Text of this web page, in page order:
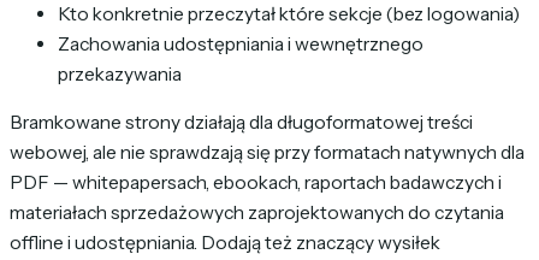
Kto konkretnie przeczytał które sekcje (bez logowania)
Zachowania udostępniania i wewnętrznego
przekazywania
Bramkowane strony działają dla długoformatowej treści
webowej, ale nie sprawdzają się przy formatach natywnych dla
PDF — whitepapersach, ebookach, raportach badawczych i
materiałach sprzedażowych zaprojektowanych do czytania
offline i udostępniania. Dodają też znaczący wysiłek